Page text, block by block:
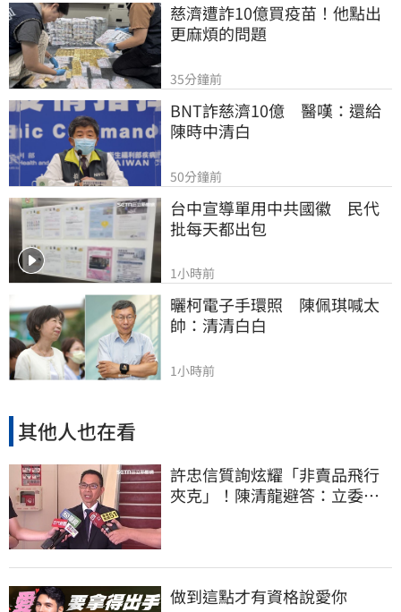
慈濟遭詐10億買疫苗！他點出
更麻煩的問題
35分鐘前
BNT詐慈濟10億　醫嘆：還給
陳時中清白
50分鐘前
台中宣導單用中共國徽　民代
批每天都出包
1小時前
曬柯電子手環照　陳佩琪喊太
帥：清清白白
1小時前
其他人也在看
許忠信質詢炫耀「非賣品飛行
夾克」！陳清龍避答：立委質
做到這點才有資格說愛你